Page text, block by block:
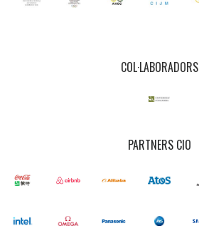
COL·LABORADORS
PARTNERS CIO